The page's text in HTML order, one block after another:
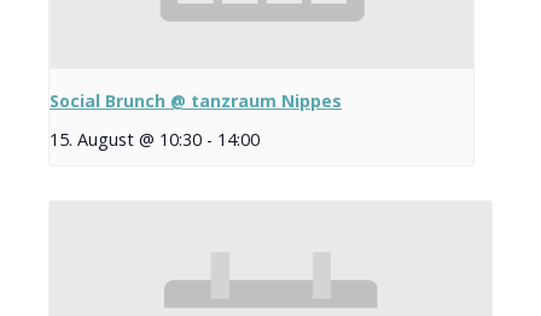
Social Brunch @ tanzraum Nippes
15. August @ 10:30 - 14:00